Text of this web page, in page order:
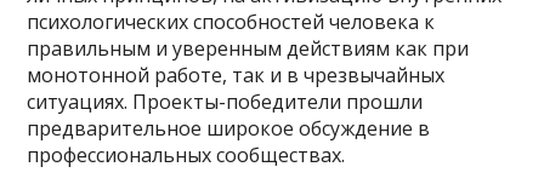
психологических способностей человека к
правильным и уверенным действиям как при
монотонной работе, так и в чрезвычайных
ситуациях. Проекты-победители прошли
предварительное широкое обсуждение в
профессиональных сообществах.